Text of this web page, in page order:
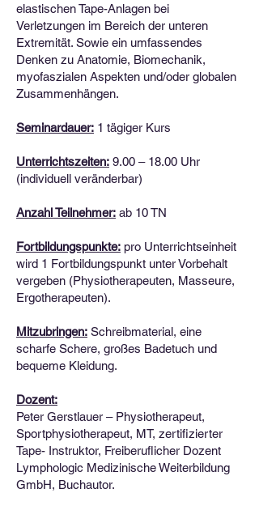
elastischen Tape-Anlagen bei
Verletzungen im Bereich der unteren
Extremität. Sowie ein umfassendes
Denken zu Anatomie, Biomechanik,
myofaszialen Aspekten und/oder globalen
Zusammenhängen.
Seminardauer: 1 tägiger Kurs
Unterrichtszeiten: 9.00 – 18.00 Uhr
(individuell veränderbar)
Anzahl Teilnehmer: ab 10 TN
Fortbildungspunkte: pro Unterrichtseinheit
wird 1 Fortbildungspunkt unter Vorbehalt
vergeben (Physiotherapeuten, Masseure,
Ergotherapeuten).
Mitzubringen: Schreibmaterial, eine
scharfe Schere, großes Badetuch und
bequeme Kleidung.
Dozent:
Peter Gerstlauer – Physiotherapeut,
Sportphysiotherapeut, MT, zertifizierter
Tape- Instruktor, Freiberuflicher Dozent
Lymphologic Medizinische Weiterbildung
GmbH, Buchautor.